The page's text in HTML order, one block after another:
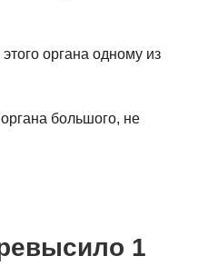
органа одному из
большого, не
1